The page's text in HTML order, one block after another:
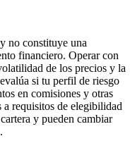
no constituye una
financiero. Operar con
de los precios y la
si tu perfil de riesgo
en comisiones y otras
a requisitos de elegibilidad
y pueden cambiar